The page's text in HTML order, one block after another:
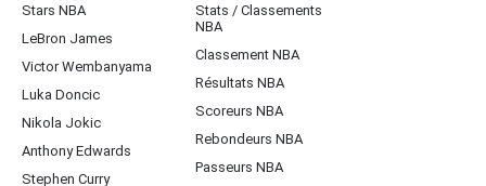
Stars NBA
LeBron James
Victor Wembanyama
Luka Doncic
Nikola Jokic
Anthony Edwards
Stephen Curry
Stats / Classements
NBA
Classement NBA
Résultats NBA
Scoreurs NBA
Rebondeurs NBA
Passeurs NBA